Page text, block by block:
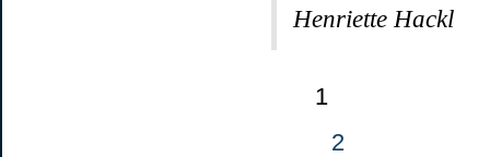
Henriette Hackl
1
2